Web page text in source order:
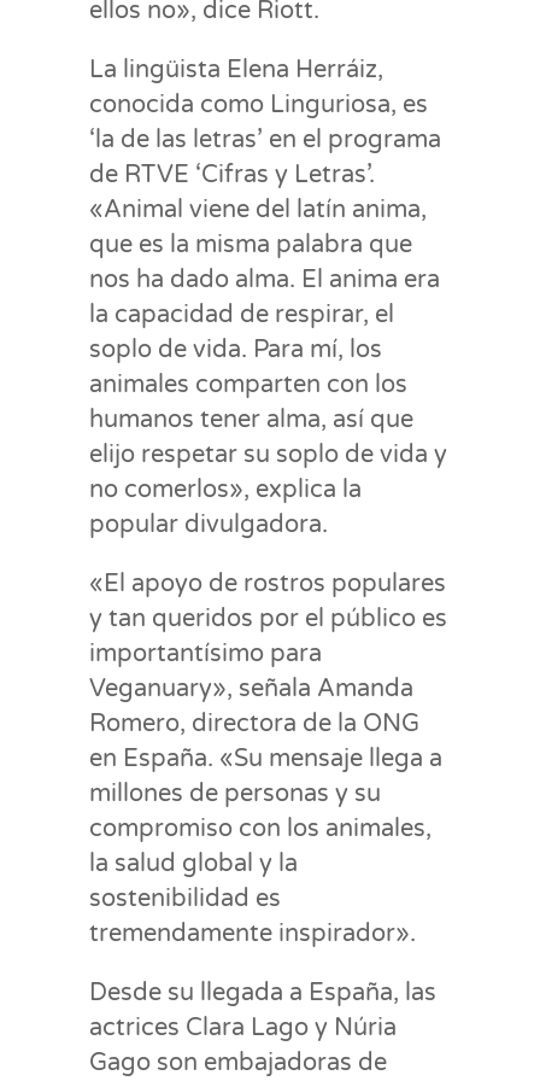
ellos no», dice Riott.
La lingüista Elena Herráiz,
conocida como Linguriosa, es
‘la de las letras’ en el programa
de RTVE ‘Cifras y Letras’.
«Animal viene del latín anima,
que es la misma palabra que
nos ha dado alma. El anima era
la capacidad de respirar, el
soplo de vida. Para mí, los
animales comparten con los
humanos tener alma, así que
elijo respetar su soplo de vida y
no comerlos», explica la
popular divulgadora.
«El apoyo de rostros populares
y tan queridos por el público es
importantísimo para
Veganuary», señala Amanda
Romero, directora de la ONG
en España. «Su mensaje llega a
millones de personas y su
compromiso con los animales,
la salud global y la
sostenibilidad es
tremendamente inspirador».
Desde su llegada a España, las
actrices Clara Lago y Núria
Gago son embajadoras de